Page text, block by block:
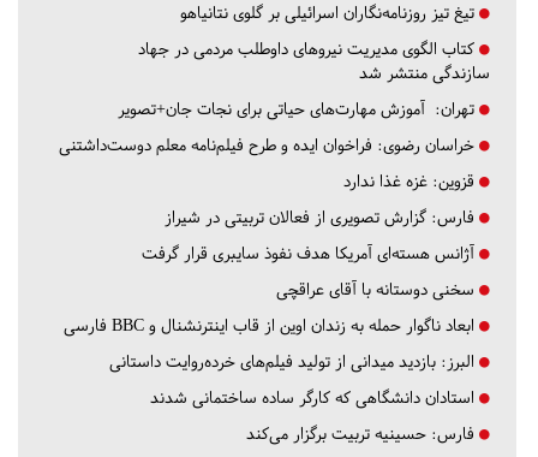
تیغ تیز روزنامه‌نگاران اسرائیلی بر گلوی نتانیاهو
کتاب الگوی مدیریت نیروهای داوطلب مردمی در جهاد
سازندگی منتشر شد
تهران: آموزش مهارت‌های حیاتی برای نجات جان+تصویر
خراسان رضوی: فراخوان ایده و طرح فیلم‌نامه معلم دوست‌داشتنی
قزوین: غزه غذا ندارد
فارس: گزارش تصویری از فعالان تربیتی در شیراز
آژانس هسته‌ای آمریکا هدف نفوذ سایبری قرار گرفت
سخنی دوستانه با آقای عراقچی
ابعاد ناگوار حمله به زندان اوین از قاب اینترنشنال و BBC فارسی
البرز: بازدید میدانی از تولید فیلم‌های خرده‌روایت داستانی
استادان دانشگاهی که کارگر ساده ساختمانی شدند
فارس: حسینیه تربیت برگزار می‌کند